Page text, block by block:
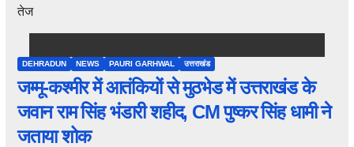
तेज
DEHRADUN NEWS PAURI GARHWAL उत्तराखंड
जम्मू-कश्मीर में आतंकियों से मुठभेड में उत्तराखंड के
जवान राम सिंह भंडारी शहीद, CM पुष्कर सिंह धामी ने
जताया शोक